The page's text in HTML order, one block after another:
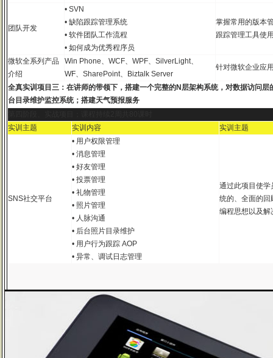
团队开发
• SVN
• 缺陷跟踪管理系统
• 软件团队工作流程
• 如何成为优秀程序员
掌握常用的版本
跟踪管理工具使
微软全系列产品
介绍
Win Phone、WCF、WPF、SilverLight、
WF、SharePoint、Biztalk Server
针对微软企业应
全真实训项目三：在讲师的带领下，搭建一个完整的N层架构系统，对数据访问层
台目录维护监控系统；搭建天气预报服务
实训主题
实训内容 实训主题
SNS社交平台
• 用户权限管理
• 消息管理
• 好友管理
• 投票管理
• 礼物管理
• 照片管理
• 人脉沟通
• 后台照片目录维护
• 用户行为跟踪 AOP
• 异常、调试日志管理
通过此项目使学
统的、全面的回
编程思想以及解